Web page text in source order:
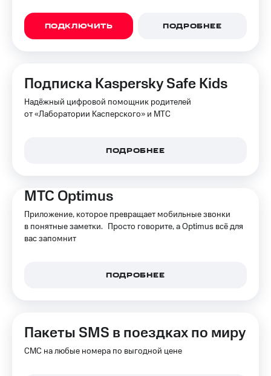
ПОДКЛЮЧИТЬ ПОДРОБНЕЕ
Подписка Kaspersky Safe Kids
Надёжный цифровой помощник родителей
от «Лаборатории Касперского» и МТС
ПОДРОБНЕЕ
МТС Optimus
Приложение, которое превращает мобильные звонки
в понятные заметки. Просто говорите, а Optimus всё для
вас запомнит
ПОДРОБНЕЕ
Пакеты SMS в поездках по миру
СМС на любые номера по выгодной цене